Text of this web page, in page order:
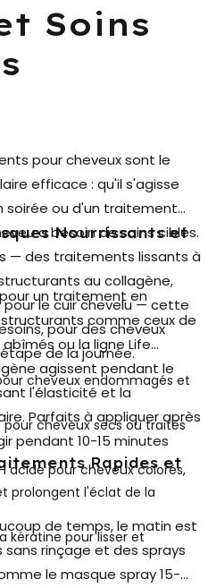
Soins
pour cheveuxsont le
efficace : qu'il s'agisse
soirée ou d'un traitement
a besoin de soins ciblés.
— des traitements lissants à
au collagène,
le cuir chevelu — cette
pour des cheveux
de la journée.
Nourrissants et
un traitement en
comme ceux de
ou la ligne Life
agissent pendant le
l'élasticité et la
Parfaits à appliquer après
pendant 10-15 minutes
cheveux endommagés et
cheveux secs ou traités
acide pour cheveux colorés,
prolongent l'éclat de la
kératine pour lisser et
Rapides et
de temps, le matin est
rinçage et des sprays
le masque spray 15-